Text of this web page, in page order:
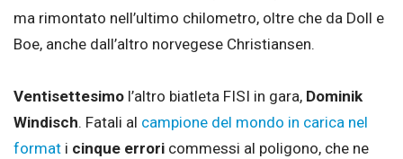
ma rimontato nell’ultimo chilometro, oltre che da Doll e
Boe, anche dall’altro norvegese Christiansen.
Ventisettesimo l’altro biatleta FISI in gara, Dominik
Windisch. Fatali al campione del mondo in carica nel
format i cinque errori commessi al poligono, che ne